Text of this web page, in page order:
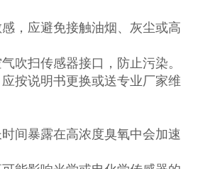
，应避免接触油烟、灰尘或高
吹扫传感器接口，防止污染。
按说明书更换或送专业厂家维
间暴露在高浓度臭氧中会加速